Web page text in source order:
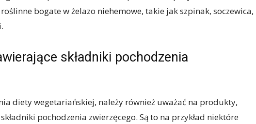
bogate w żelazo niehemowe, takie jak szpinak, soczewica,
składniki pochodzenia
diety wegetariańskiej, należy również uważać na produkty,
pochodzenia zwierzęcego. Są to na przykład niektóre